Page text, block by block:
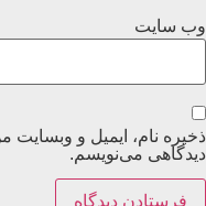
وب‌ سایت
ذخیره نام، ایمیل و وبسایت
دیدگاهی می‌نویسم.